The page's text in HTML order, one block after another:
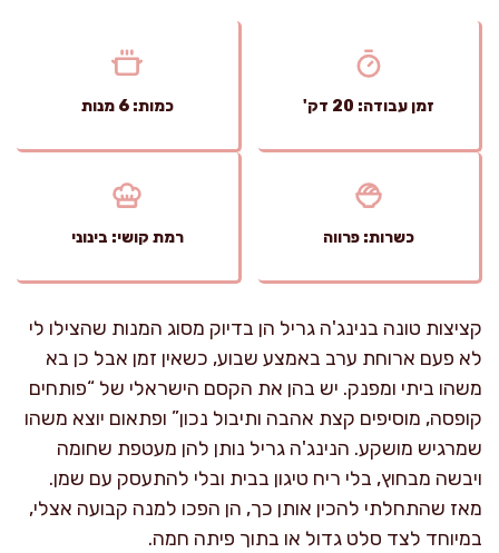
זמן עבודה: 20 דק' כמות: 6 מנות
כשרות: פרווה רמת קושי: בינוני
קציצות טונה בנינג'ה גריל הן בדיוק מסוג המנות שהצילו לי
לא פעם ארוחת ערב באמצע שבוע, כשאין זמן אבל כן בא
משהו ביתי ומפנק. יש בהן את הקסם הישראלי של “פותחים
קופסה, מוסיפים קצת אהבה ותיבול נכון” ופתאום יוצא משהו
שמרגיש מושקע. הנינג'ה גריל נותן להן מעטפת שחומה
ויבשה מבחוץ, בלי ריח טיגון בבית ובלי להתעסק עם שמן.
מאז שהתחלתי להכין אותן כך, הן הפכו למנה קבועה אצלי,
במיוחד לצד סלט גדול או בתוך פיתה חמה.